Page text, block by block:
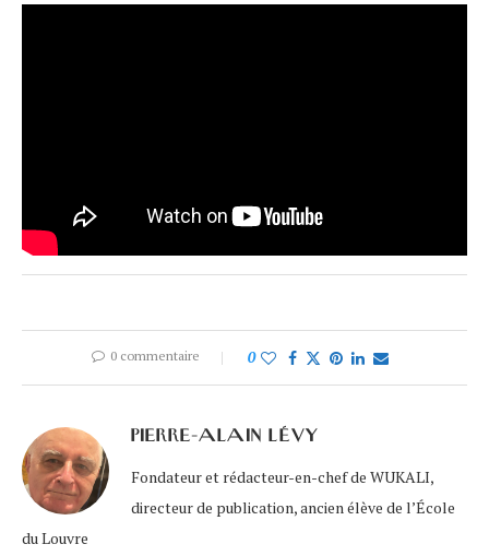
0 commentaire 0
PIERRE-ALAIN LÉVY
Fondateur et rédacteur-en-chef de WUKALI,
directeur de publication, ancien élève de l’École
du Louvre